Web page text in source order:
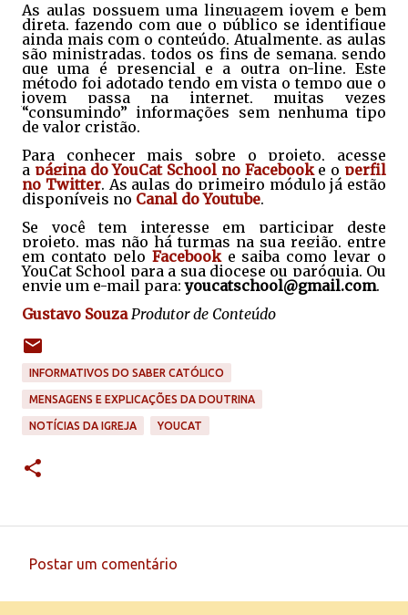
As aulas possuem uma linguagem jovem e bem
direta, fazendo com que o público se identifique
ainda mais com o conteúdo. Atualmente, as aulas
são ministradas, todos os fins de semana, sendo
que uma é presencial e a outra on-line. Este
método foi adotado tendo em vista o tempo que o
jovem passa na internet, muitas vezes
“consumindo” informações sem nenhuma tipo
de valor cristão.
Para conhecer mais sobre o projeto, acesse
a página do YouCat School no Facebooke o perfil
no Twitter. As aulas do primeiro módulo já estão
disponíveis no Canal do Youtube.
Se você tem interesse em participar deste
projeto, mas não há turmas na sua região, entre
em contato pelo Facebooke saiba como levar o
YouCat School para a sua diocese ou paróquia. Ou
envie um e-mail para:youcatschool@gmail.com.
Gustavo Souza Produtor de Conteúdo
INFORMATIVOS DO SABER CATÓLICO
MENSAGENS E EXPLICAÇÕES DA DOUTRINA
NOTÍCIAS DA IGREJA YOUCAT
Postar um comentário